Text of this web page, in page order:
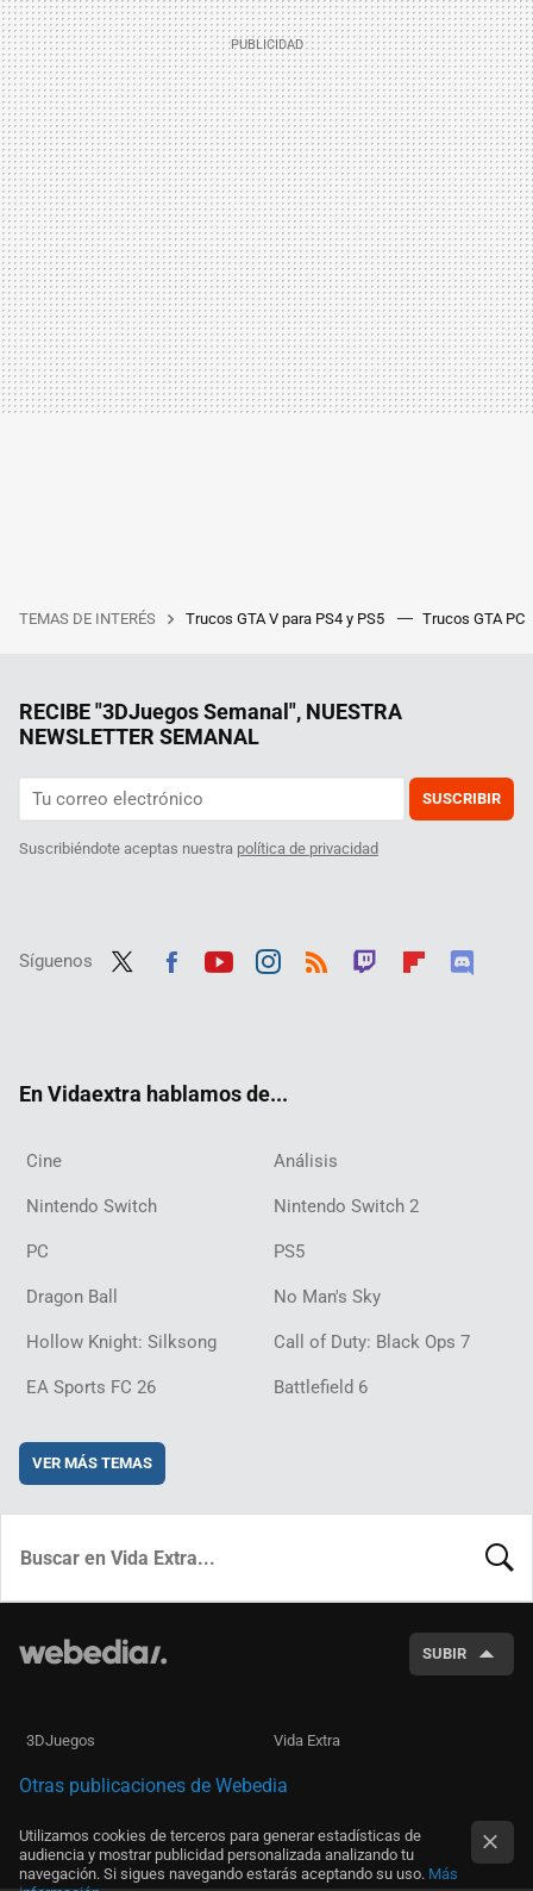
TEMAS DE INTERÉS Trucos GTA V para PS4 y PS5 Trucos GTA PC
RECIBE "3DJuegos Semanal", NUESTRA
NEWSLETTER SEMANAL
SUSCRIBIR
Suscribiéndote aceptas nuestra política de privacidad
Síguenos
En Vidaextra hablamos de...
Cine Análisis
Nintendo Switch Nintendo Switch 2
PC PS5
Dragon Ball No Man's Sky
Hollow Knight: Silksong Call of Duty: Black Ops 7
EA Sports FC 26 Battlefield 6
VER MÁS TEMAS
SUBIR
3DJuegos Vida Extra
Otras publicaciones de Webedia
Utilizamos cookies de terceros para generar estadísticas de
audiencia y mostrar publicidad personalizada analizando tu
navegación. Si sigues navegando estarás aceptando su uso. Más